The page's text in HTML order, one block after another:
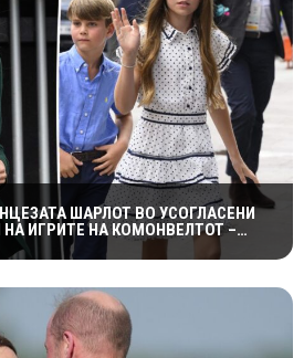
ШАРЛОТ ВО УСОГЛАСЕНИ
ИГРИТЕ НА КОМОНВЕЛТОТ –
ГО ПРИВЛЕЧЕ ЦЕЛОТО ВНИМАНИЕ